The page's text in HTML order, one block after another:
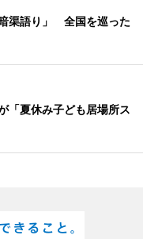
渠語り」 全国を巡った
「夏休み子ども居場所ス